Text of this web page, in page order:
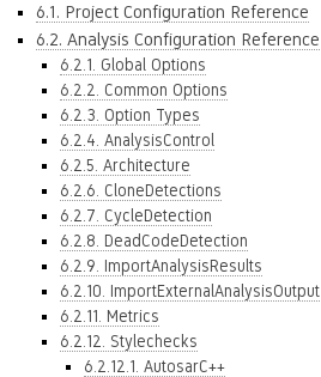
6.1. Project Configuration Reference
6.2. Analysis Configuration Reference
6.2.1. Global Options
6.2.2. Common Options
6.2.3. Option Types
6.2.4. AnalysisControl
6.2.5. Architecture
6.2.6. CloneDetections
6.2.7. CycleDetection
6.2.8. DeadCodeDetection
6.2.9. ImportAnalysisResults
6.2.10. ImportExternalAnalysisOutput
6.2.11. Metrics
6.2.12. Stylechecks
6.2.12.1. AutosarC++